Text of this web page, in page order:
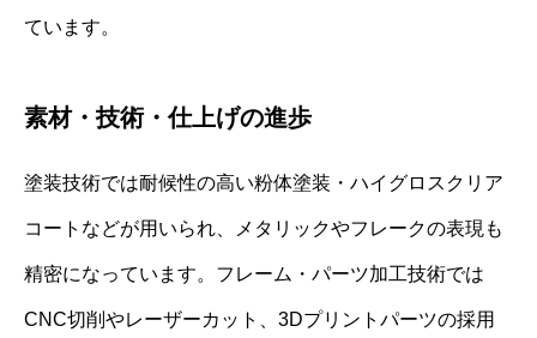
ています。
素材・技術・仕上げの進歩
塗装技術では耐候性の高い粉体塗装・ハイグロスクリア
コートなどが用いられ、メタリックやフレークの表現も
精密になっています。フレーム・パーツ加工技術では
CNC切削やレーザーカット、3Dプリントパーツの採用